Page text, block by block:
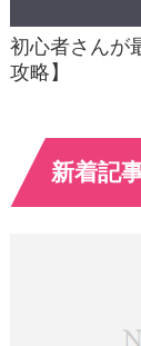
初心者さんが
攻略】
新着記